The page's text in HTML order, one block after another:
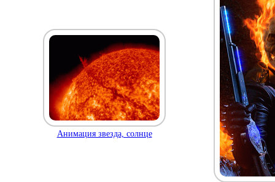
Анимация звезда, солнце